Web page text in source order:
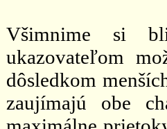
Všimnime si
ukazovateľom
dôsledkom
zaujímajú obe